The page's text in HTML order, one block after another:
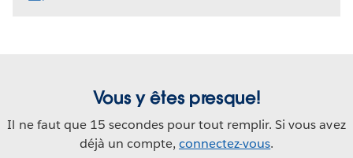
Vous y êtes presque!
Il ne faut que 15 secondes pour tout remplir. Si vous avez
déjà un compte, connectez-vous.